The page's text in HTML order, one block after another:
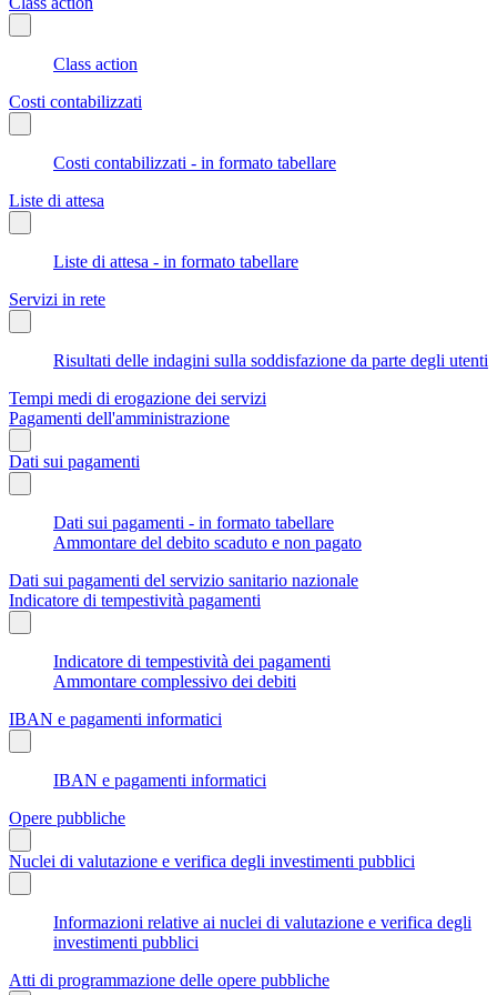
Class action
Costi contabilizzati
Costi contabilizzati - in formato tabellare
Liste di attesa
Liste di attesa - in formato tabellare
Servizi in rete
Risultati delle indagini sulla soddisfazione da parte degli utenti
Tempi medi di erogazione dei servizi
Pagamenti dell'amministrazione
Dati sui pagamenti
Dati sui pagamenti - in formato tabellare
Ammontare del debito scaduto e non pagato
Dati sui pagamenti del servizio sanitario nazionale
Indicatore di tempestività pagamenti
Indicatore di tempestività dei pagamenti
Ammontare complessivo dei debiti
IBAN e pagamenti informatici
IBAN e pagamenti informatici
Opere pubbliche
Nuclei di valutazione e verifica degli investimenti pubblici
Informazioni relative ai nuclei di valutazione e verifica degli
investimenti pubblici
Atti di programmazione delle opere pubbliche